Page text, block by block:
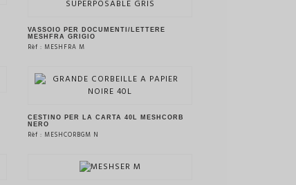
VEDERE IL PRODOTTO
VEDERE IL PRODOTTO
VASSOIO PER DOCUMENTI/LETTERE
MESHFRA GRIGIO
Rèf : MESHFRA M
CESTINO PER LA CARTA 40L MESHCORB
NERO
Rèf : MESHCORBGM N